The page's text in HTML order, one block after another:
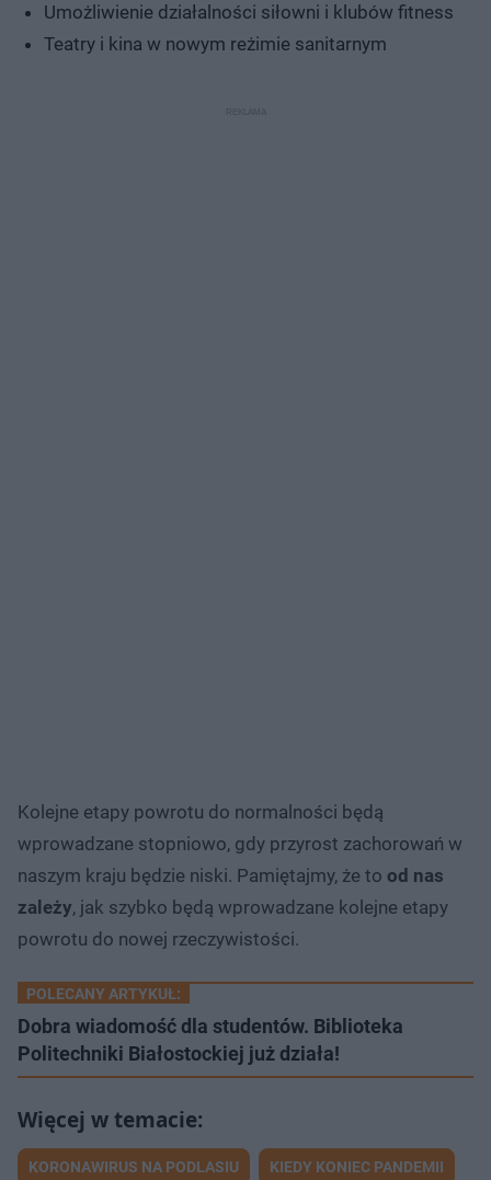
Umożliwienie działalności siłowni i klubów fitness
Teatry i kina w nowym reżimie sanitarnym
Kolejne etapy powrotu do normalności będą
wprowadzane stopniowo, gdy przyrost zachorowań w
naszym kraju będzie niski. Pamiętajmy, że to od nas
zależy, jak szybko będą wprowadzane kolejne etapy
powrotu do nowej rzeczywistości.
POLECANY ARTYKUŁ:
Dobra wiadomość dla studentów. Biblioteka
Politechniki Białostockiej już działa!
KORONAWIRUS NA PODLASIU KIEDY KONIEC PANDEMII